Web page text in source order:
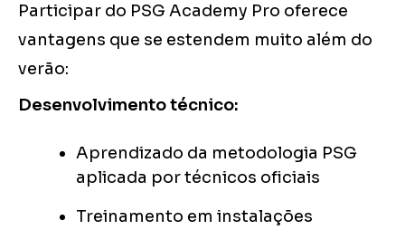
Participar do PSG Academy Pro oferece
vantagens que se estendem muito além do
verão:
Desenvolvimento técnico:
Aprendizado da metodologia PSG
aplicada por técnicos oficiais
Treinamento em instalações